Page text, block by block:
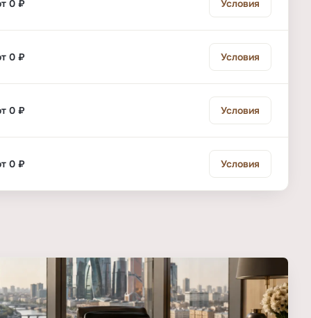
0 ₽ Условия
0 ₽ Условия
0 ₽ Условия
0 ₽ Условия